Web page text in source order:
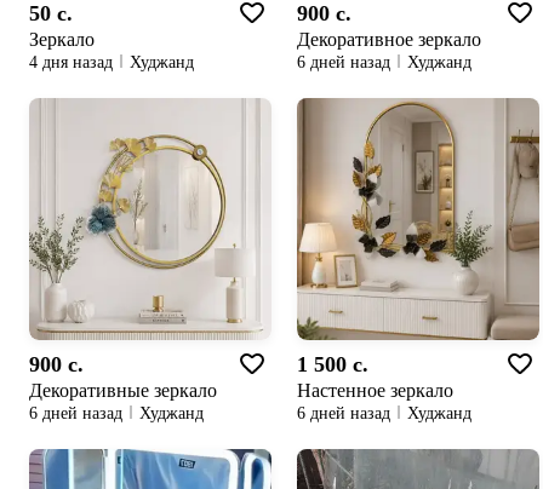
50 c.
Зеркало
4 дня назад Худжанд
900 c.
Декоративное зеркало
6 дней назад Худжанд
900 c.
Декоративные зеркало
6 дней назад Худжанд
1 500 c.
Настенное зеркало
6 дней назад Худжанд